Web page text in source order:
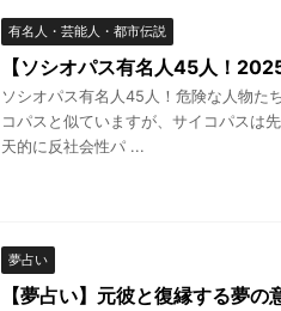
有名人・芸能人・都市伝説
【ソシオパス有名人45人！
ソシオパス有名人45人！危険な人物た
コパスと似ていますが、サイコパスは
天的に反社会性パ ...
夢占い
【夢占い】元彼と復縁する夢